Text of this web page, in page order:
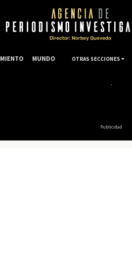
Publicidad
MUNDO OTRAS SECCIONES